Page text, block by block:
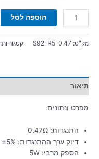
הוספה לסל
מק"ט: S92-R5-0.47 קטגוריות:
תיאור
מפרט ונתונים:
התנגדות: 0.47Ω
דיוק ערך ההתנגדות: ±5%
הספק מרבי: 5W